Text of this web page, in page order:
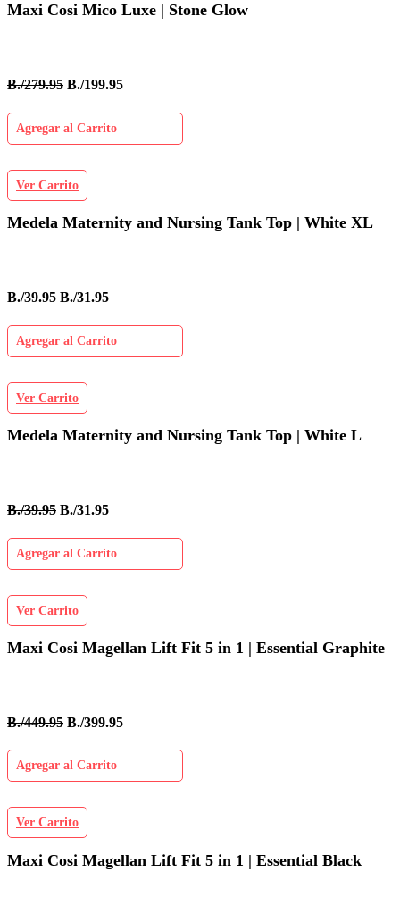
Maxi Cosi Mico Luxe | Stone Glow
B./279.95 B./199.95
Agregar al Carrito
Ver Carrito
Medela Maternity and Nursing Tank Top | White XL
B./39.95 B./31.95
Agregar al Carrito
Ver Carrito
Medela Maternity and Nursing Tank Top | White L
B./39.95 B./31.95
Agregar al Carrito
Ver Carrito
Maxi Cosi Magellan Lift Fit 5 in 1 | Essential Graphite
B./449.95 B./399.95
Agregar al Carrito
Ver Carrito
Maxi Cosi Magellan Lift Fit 5 in 1 | Essential Black